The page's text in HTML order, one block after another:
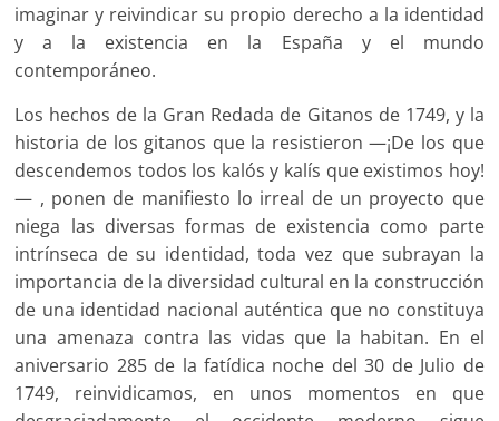
imaginar y reivindicar su propio derecho a la identidad
y a la existencia en la España y el mundo
contemporáneo.
Los hechos de la Gran Redada de Gitanos de 1749, y la
historia de los gitanos que la resistieron —¡De los que
descendemos todos los kalós y kalís que existimos hoy!
— , ponen de manifiesto lo irreal de un proyecto que
niega las diversas formas de existencia como parte
intrínseca de su identidad, toda vez que subrayan la
importancia de la diversidad cultural en la construcción
de una identidad nacional auténtica que no constituya
una amenaza contra las vidas que la habitan. En el
aniversario 285 de la fatídica noche del 30 de Julio de
1749, reinvidicamos, en unos momentos en que